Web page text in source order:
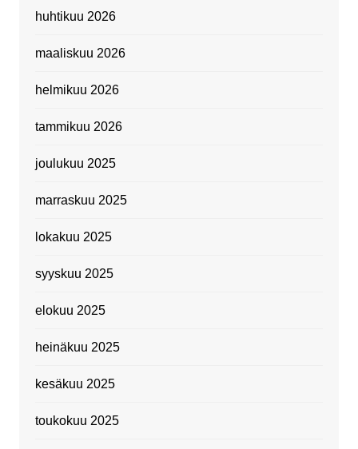
huhtikuu 2026
maaliskuu 2026
helmikuu 2026
tammikuu 2026
joulukuu 2025
marraskuu 2025
lokakuu 2025
syyskuu 2025
elokuu 2025
heinäkuu 2025
kesäkuu 2025
toukokuu 2025